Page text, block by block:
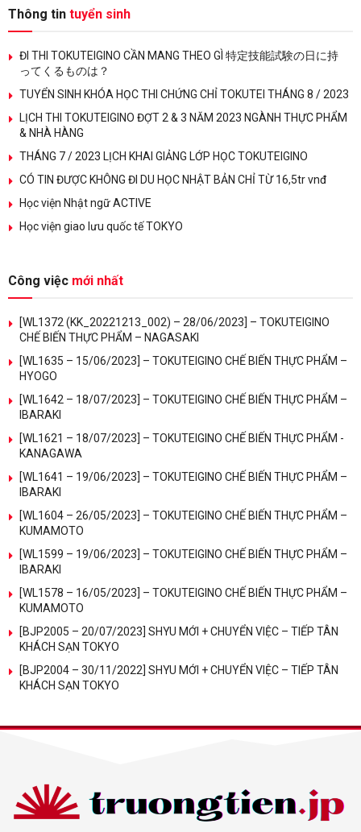
Thông tin tuyển sinh
ĐI THI TOKUTEIGINO CẦN MANG THEO GÌ 特定技能試験の日に持
ってくるものは？
TUYỂN SINH KHÓA HỌC THI CHỨNG CHỈ TOKUTEI THÁNG 8 / 2023
LỊCH THI TOKUTEIGINO ĐỢT 2 & 3 NĂM 2023 NGÀNH THỰC PHẨM
& NHÀ HÀNG
THÁNG 7 / 2023 LỊCH KHAI GIẢNG LỚP HỌC TOKUTEIGINO
CÓ TIN ĐƯỢC KHÔNG ĐI DU HỌC NHẬT BẢN CHỈ TỪ 16,5tr vnđ
Học viện Nhật ngữ ACTIVE
Học viện giao lưu quốc tế TOKYO
Công việc mới nhất
[WL1372 (KK_20221213_002) – 28/06/2023] – TOKUTEIGINO
CHẾ BIẾN THỰC PHẨM – NAGASAKI
[WL1635 – 15/06/2023] – TOKUTEIGINO CHẾ BIẾN THỰC PHẨM –
HYOGO
[WL1642 – 18/07/2023] – TOKUTEIGINO CHẾ BIẾN THỰC PHẨM –
IBARAKI
[WL1621 – 18/07/2023] – TOKUTEIGINO CHẾ BIẾN THỰC PHẨM -
KANAGAWA
[WL1641 – 19/06/2023] – TOKUTEIGINO CHẾ BIẾN THỰC PHẨM –
IBARAKI
[WL1604 – 26/05/2023] – TOKUTEIGINO CHẾ BIẾN THỰC PHẨM –
KUMAMOTO
[WL1599 – 19/06/2023] – TOKUTEIGINO CHẾ BIẾN THỰC PHẨM –
IBARAKI
[WL1578 – 16/05/2023] – TOKUTEIGINO CHẾ BIẾN THỰC PHẨM –
KUMAMOTO
[BJP2005 – 20/07/2023] SHYU MỚI + CHUYỂN VIỆC – TIẾP TÂN
KHÁCH SẠN TOKYO
[BJP2004 – 30/11/2022] SHYU MỚI + CHUYỂN VIỆC – TIẾP TÂN
KHÁCH SẠN TOKYO